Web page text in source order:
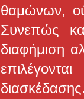
θαμώνων,
Συνεπώς
διαφήμιση
διασκέδασης.